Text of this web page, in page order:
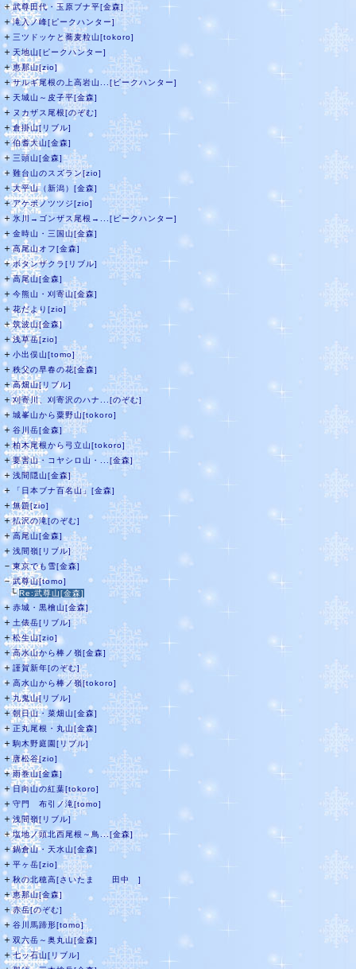
＋武尊田代・玉原ブナ平[金森]
＋滝入ノ峰[ピークハンター]
＋ 三ツドッケと蕎麦粒山[tokoro]
＋ 天地山[ピークハンター]
＋恵那山[zio]
＋サルギ尾根の上高岩山...[ピークハンター]
＋ 天城山～皮子平[金森]
＋ ヌカザス尾根[のぞむ]
＋倉掛山[リブル]
＋伯耆大山[金森]
＋ 三頭山[金森]
＋ 難台山のスズラン[zio]
＋大平山（新潟）[金森]
＋アケボノツツジ[zio]
＋ 氷川→ゴンザス尾根→...[ピークハンター]
＋ 金時山・三国山[金森]
＋高尾山オフ[金森]
＋ボタンザクラ[リブル]
＋高尾山[金森]
＋ 今熊山・刈寄山[金森]
＋花だより[zio]
＋筑波山[金森]
＋浅草岳[zio]
＋ 小出俣山[tomo]
＋ 秩父の早春の花[金森]
＋高畑山[リブル]
＋刈寄川、刈寄沢のハナ...[のぞむ]
＋ 城峯山から粟野山[tokoro]
＋ 谷川岳[金森]
＋柏木尾根から弓立山[tokoro]
＋要害山・コヤシロ山・...[金森]
＋ 浅間隠山[金森]
＋ 「日本ブナ百名山」[金森]
＋無題[zio]
＋払沢の滝[のぞむ]
＋高尾山[金森]
＋ 浅間嶺[リブル]
－東京でも雪[金森]
－武尊山[tomo]
└Re:武尊山[金森]
＋ 赤城・黒檜山[金森]
＋ 土俵岳[リブル]
＋松生山[zio]
＋高水山から棒ノ嶺[金森]
＋ 謹賀新年[のぞむ]
＋ 高水山から棒ノ嶺[tokoro]
＋九鬼山[リブル]
＋朝日山・菜畑山[金森]
＋ 正丸尾根・丸山[金森]
＋駒木野庭園[リブル]
＋唐松谷[zio]
＋雨巻山[金森]
＋日向山の紅葉[tokoro]
＋ 守門 布引ノ滝[tomo]
＋浅間嶺[リブル]
＋塩地ノ頭北西尾根～鳥...[金森]
＋鍋倉山・天水山[金森]
＋ 平ヶ岳[zio]
＋ 秋の北穂高[さいたま 田中 ]
＋恵那山[金森]
＋赤岳[のぞむ]
＋ 谷川馬蹄形[tomo]
＋ 双六岳～奥丸山[金森]
＋七ッ石山[リブル]